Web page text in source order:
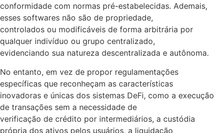
conformidade com normas pré-estabelecidas. Ademais,
esses softwares não são de propriedade,
controlados ou modificáveis de forma arbitrária por
qualquer indivíduo ou grupo centralizado,
evidenciando sua natureza descentralizada e autônoma.
No entanto, em vez de propor regulamentações
específicas que reconheçam as características
inovadoras e únicas dos sistemas DeFi, como a execução
de transações sem a necessidade de
verificação de crédito por intermediários, a custódia
própria dos ativos pelos usuários, a liquidação